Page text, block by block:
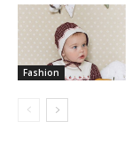
Fashion